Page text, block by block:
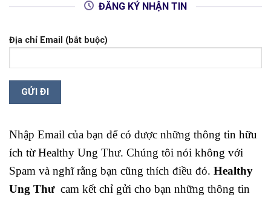
ĐĂNG KÝ NHẬN TIN
Địa chỉ Email (bắt buộc)
Nhập Email của bạn để có được những thông tin hữu
ích từ Healthy Ung Thư. Chúng tôi nói không với
Spam và nghĩ rằng bạn cũng thích điều đó. Healthy
Ung Thư cam kết chỉ gửi cho bạn những thông tin